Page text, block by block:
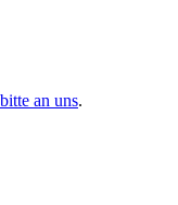
an uns.